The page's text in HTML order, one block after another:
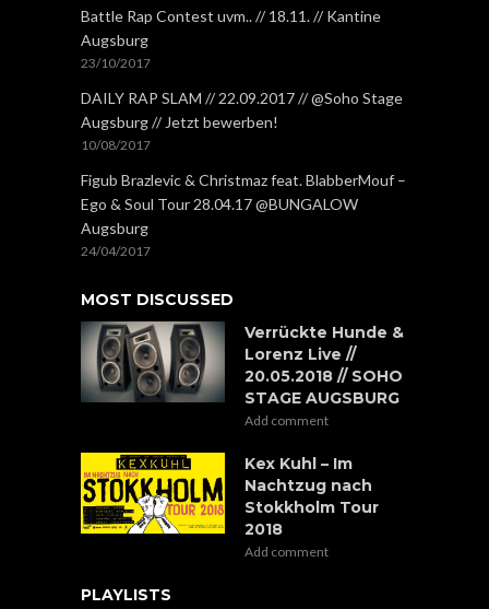
Battle Rap Contest uvm.. // 18.11. // Kantine
Augsburg
23/10/2017
DAILY RAP SLAM // 22.09.2017 // @Soho Stage
Augsburg // Jetzt bewerben!
10/08/2017
Figub Brazlevic & Christmaz feat. BlabberMouf –
Ego & Soul Tour 28.04.17 @BUNGALOW
Augsburg
24/04/2017
MOST DISCUSSED
Verrückte Hunde &
Lorenz Live //
20.05.2018 // SOHO
STAGE AUGSBURG
Add comment
Kex Kuhl – Im
Nachtzug nach
Stokkholm Tour
2018
Add comment
PLAYLISTS